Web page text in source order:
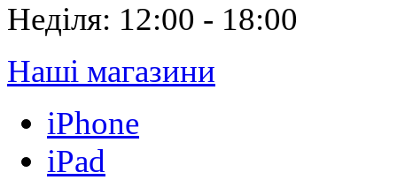
Неділя: 12:00 - 18:00
Наші магазини
iPhone
iPad